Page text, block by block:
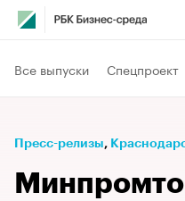
Все выпуски Спецпроект
Пресс-релизы⁠,